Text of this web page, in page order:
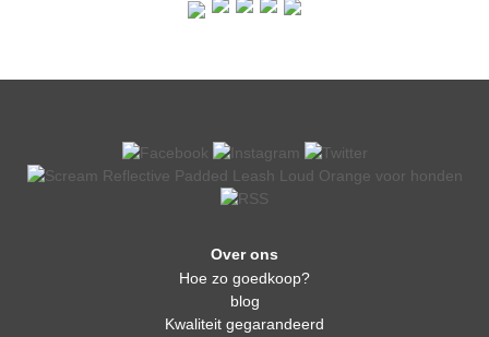
Over ons
Hoe zo goedkoop?
blog
Kwaliteit gegarandeerd